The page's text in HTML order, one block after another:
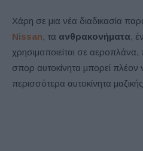
Χάρη σε μια νέα διαδικασία
Nissan, τα ανθρακονήματα,
χρησιμοποιείται σε
σπορ αυτοκίνητα μπορεί πλέον
περισσότερα αυτοκίνητα